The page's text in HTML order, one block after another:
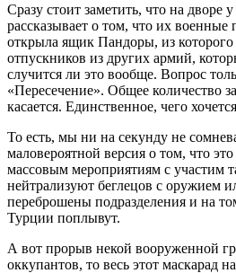
Сразу стоит заметить, что на
рассказывает о том, что их
открыла ящик Пандоры, из которого
отпускников из других армий,
случится ли это вообще. Вопрос
«Пересечение». Общее количество
касается. Единственное, чего
То есть, мы ни на секунду не
маловероятной версия о том, что
массовым мероприятиям с участим
нейтрализуют беглецов с оружием
переброшены подразделения и на
Турции поплывут.
А вот прорыв некой вооруженной
оккупантов, то весь этот маскарад